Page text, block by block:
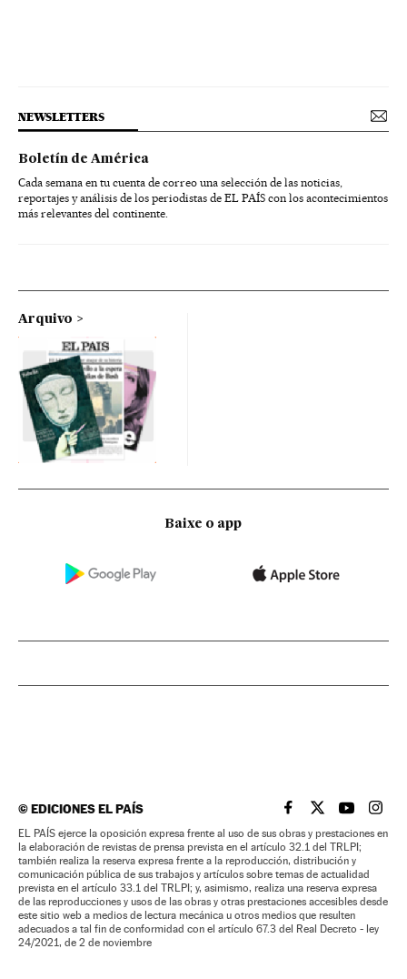
NEWSLETTERS
Boletín de América
Cada semana en tu cuenta de correo una selección de las noticias,
reportajes y análisis de los periodistas de EL PAÍS con los acontecimientos
más relevantes del continente.
Arquivo
Baixe o app
©EDICIONES EL PAÍS EL PAÍS BRASIL EN
EL PAÍSEL PAÍS
EL
EL PAÍS ejerce la oposición expresa frente al uso de sus obras y prestaciones en
la elaboración de revistas de prensa prevista en el artículo 32.1 del TRLPI;
también realiza la reserva expresa frente a la reproducción, distribución y
comunicación pública de sus trabajos y artículos sobre temas de actualidad
prevista en el artículo 33.1 del TRLPI; y, asimismo, realiza una reserva expresa
de las reproducciones y usos de las obras y otras prestaciones accesibles desde
este sitio web a medios de lectura mecánica u otros medios que resulten
adecuados a tal fin de conformidad con el artículo 67.3 del Real Decreto - ley
24/2021, de 2 de noviembre